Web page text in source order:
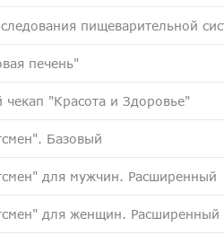
пищеварительной
печень"
чекап "Красота и Здоровье"
Базовый
для мужчин. Расширенный
для женщин. Расширенный